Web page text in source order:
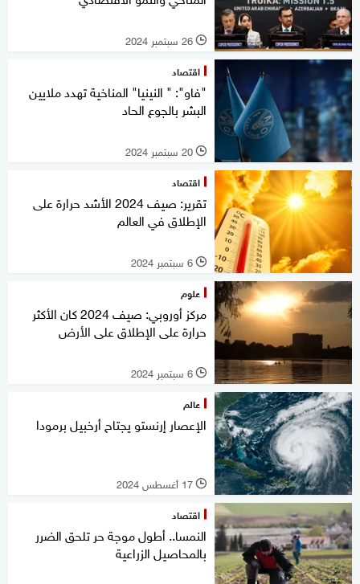
l 26 سبتمبر 2024
اقتصاد
"فاو": " النينيا" المناخية تهدد ملايين
البشر بالجوع الحاد
l 20 سبتمبر 2024
اقتصاد
تقرير: صيف 2024 الأشد حرارة على
الإطلاق في العالم
l 6 سبتمبر 2024
علوم
مركز أوروبي: صيف 2024 كان الأكثر
حرارة على الإطلاق على الأرض
l 6 سبتمبر 2024
عالم
الإعصار إرنستو يجتاح أرخبيل برمودا
l 17 أغسطس 2024
اقتصاد
النمسا.. أطول موجة حر تلحق الضرر
بالمحاصيل الزراعية